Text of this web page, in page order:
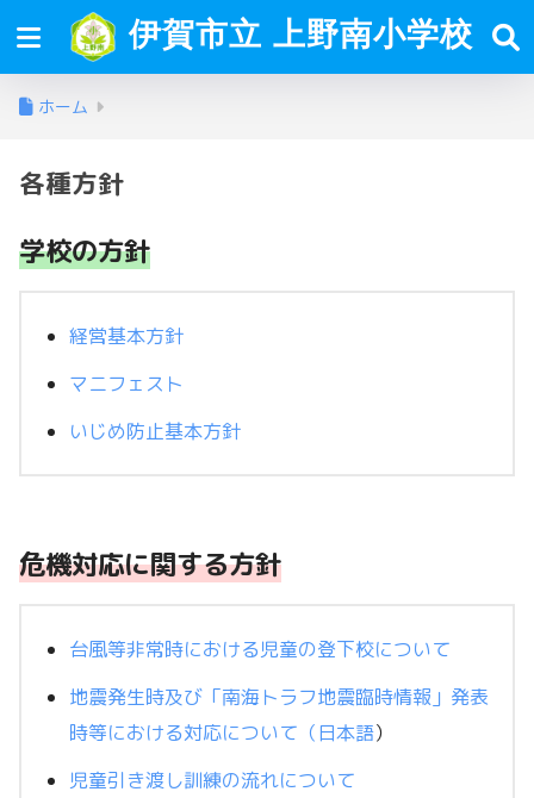
伊賀市立 上野南小学校
ホーム
各種方針
学校の方針
経営基本方針
マニフェスト
いじめ防止基本方針
危機対応に関する方針
台風等非常時における児童の登下校について
地震発生時及び「南海トラフ地震臨時情報」発表
時等における対応について（日本語）
児童引き渡し訓練の流れについて